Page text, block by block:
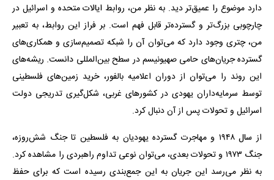
دارد موضوع را عمیق‌تر دید. به نظر من، روابط ایالات متحده و اسرائیل در
چارچوبی بزرگ‌تر و گسترده‌تر قابل فهم است. بر فراز این روابط، به تعبیر
من، چتری وجود دارد که می‌توان آن را شبکه تصمیم‌سازی و همکاری‌های
گسترده جریان‌های حامی صهیونیسم در سطح بین‌المللی دانست. ریشه‌های
این روند را می‌توان از دوران اعلامیه بالفور، خرید زمین‌های فلسطینی
توسط سرمایه‌داران یهودی در کشورهای غربی، شکل‌گیری تدریجی دولت
اسرائیل و تحولات پس از آن دنبال کرد.
از سال ۱۹۴۸ و مهاجرت گسترده یهودیان به فلسطین تا جنگ شش‌روزه،
جنگ ۱۹۷۳ و تحولات بعدی، می‌توان نوعی تداوم راهبردی را مشاهده کرد.
به نظر می‌رسد این جریان به این جمع‌بندی رسیده است که برای حفظ